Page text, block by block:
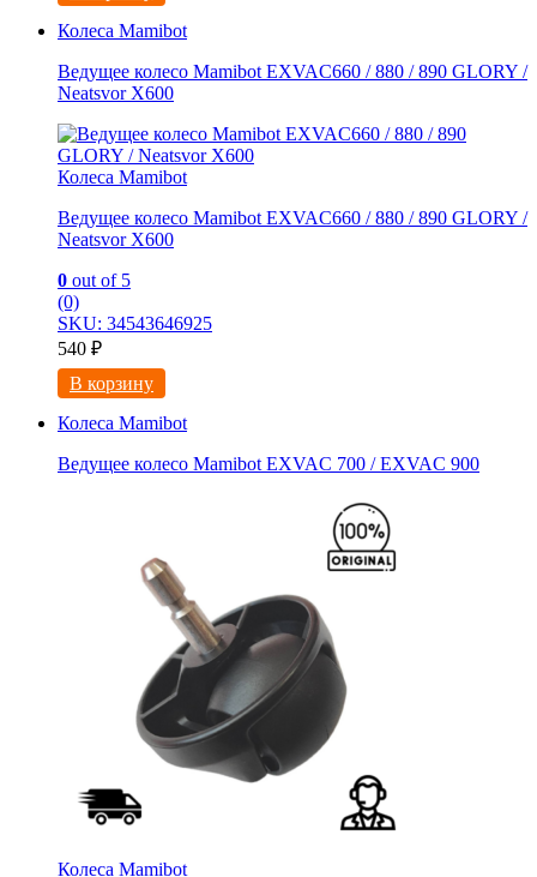
Колеса Mamibot
Ведущее колесо Mamibot EXVAC660 / 880 / 890 GLORY /
Neatsvor X600
Колеса Mamibot
Ведущее колесо Mamibot EXVAC660 / 880 / 890 GLORY /
Neatsvor X600
0 out of 5
(0)
SKU: 34543646925
540 ₽
В корзину
Колеса Mamibot
Ведущее колесо Mamibot EXVAC 700 / EXVAC 900
Колеса Mamibot